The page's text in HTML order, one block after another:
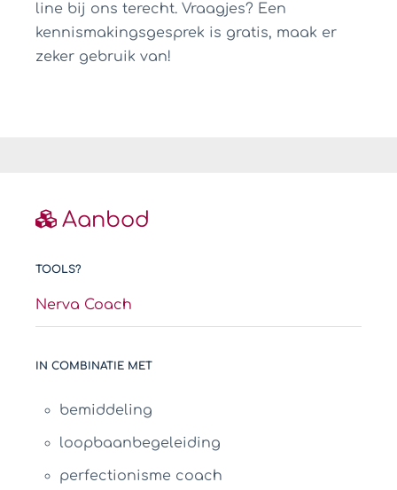
line bij ons terecht. Vraagjes? Een
kennismakingsgesprek is gratis, maak er
zeker gebruik van!
Aanbod
TOOLS?
Nerva Coach
IN COMBINATIE MET
bemiddeling
loopbaanbegeleiding
perfectionisme coach